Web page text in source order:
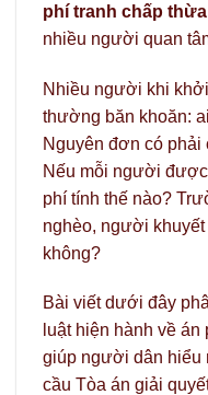
phí tranh chấp
nhiều người quan
Nhiều người khi
thường băn khoăn:
Nguyên đơn có phải
Nếu mỗi người
phí tính thế nào?
nghèo, người
không?
Bài viết dưới đây
luật hiện hành về
giúp người dân hiểu
cầu Tòa án giải